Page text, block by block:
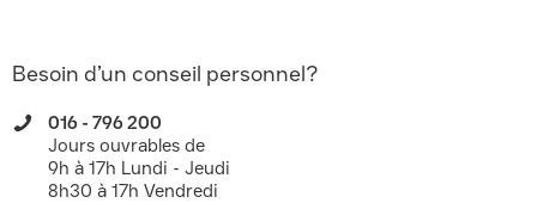
Besoin d’un conseil personnel?
016 - 796 200
Jours ouvrables de
9h à 17h Lundi - Jeudi
8h30 à 17h Vendredi